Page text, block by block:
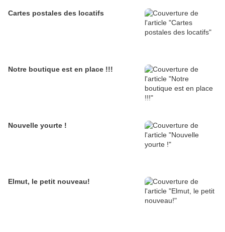
Cartes postales des locatifs
Notre boutique est en place !!!
Nouvelle yourte !
Elmut, le petit nouveau!